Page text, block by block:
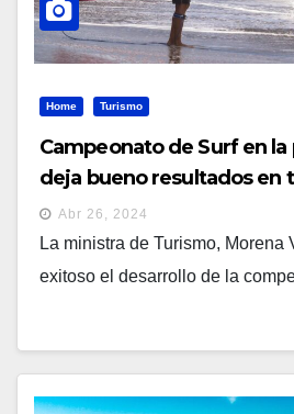
Home Turismo
Campeonato de Surf en la
deja bueno resultados en
Abr 26, 2024
La ministra de Turismo, Morena
exitoso el desarrollo de la